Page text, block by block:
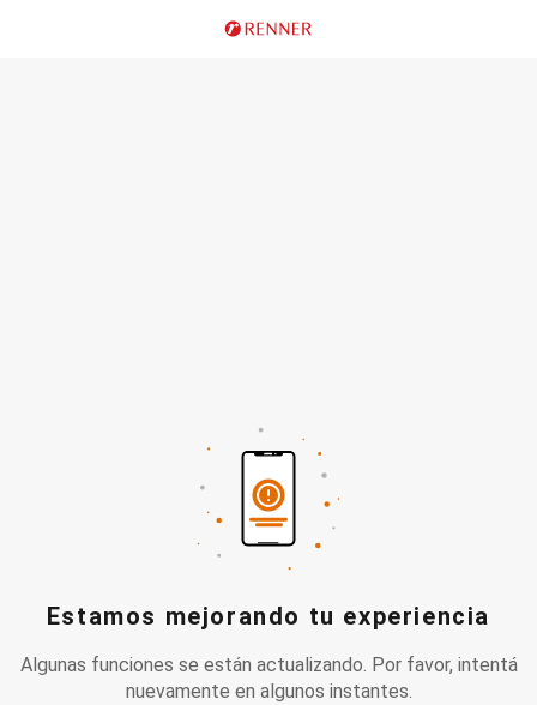
Estamos mejorando tu experiencia
Algunas funciones se están actualizando. Por favor, intentá
nuevamente en algunos instantes.